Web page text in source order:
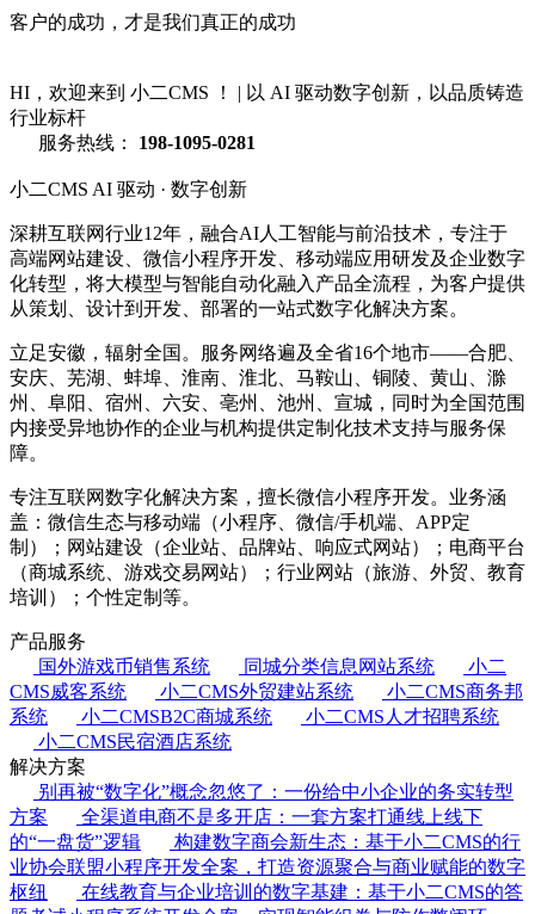
客户的成功，才是我们真正的成功
HI，欢迎来到 小二CMS ！ | 以 AI 驱动数字创新，以品质铸造
行业标杆
服务热线：
198-1095-0281
小二CMS AI 驱动 · 数字创新
深耕互联网行业12年，融合AI人工智能与前沿技术，专注于
高端网站建设、微信小程序开发、移动端应用研发及企业数字
化转型，将大模型与智能自动化融入产品全流程，为客户提供
从策划、设计到开发、部署的一站式数字化解决方案。
立足安徽，辐射全国。服务网络遍及全省16个地市——合肥、
安庆、芜湖、蚌埠、淮南、淮北、马鞍山、铜陵、黄山、滁
州、阜阳、宿州、六安、亳州、池州、宣城，同时为全国范围
内接受异地协作的企业与机构提供定制化技术支持与服务保
障。
专注互联网数字化解决方案，擅长微信小程序开发。业务涵
盖：微信生态与移动端（小程序、微信/手机端、APP定
制）；网站建设（企业站、品牌站、响应式网站）；电商平台
（商城系统、游戏交易网站）；行业网站（旅游、外贸、教育
培训）；个性定制等。
产品服务
国外游戏币销售系统
同城分类信息网站系统
小二
CMS威客系统
小二CMS外贸建站系统
小二CMS商务邦
系统
小二CMSB2C商城系统
小二CMS人才招聘系统
小二CMS民宿酒店系统
解决方案
别再被“数字化”概念忽悠了：一份给中小企业的务实转型
方案
全渠道电商不是多开店：一套方案打通线上线下
的“一盘货”逻辑
构建数字商会新生态：基于小二CMS的行
业协会联盟小程序开发全案，打造资源聚合与商业赋能的数字
枢纽
在线教育与企业培训的数字基建：基于小二CMS的答